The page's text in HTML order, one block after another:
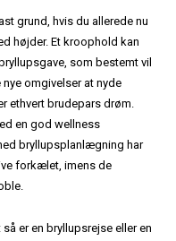
grund, hvis du allerede nu
højder. Et kroophold kan
som bestemt vil
omgivelser at nyde
ethvert brudepars drøm.
en god wellness
bryllupsplanlægning har
forkælet, imens de
er en bryllupsrejse eller en